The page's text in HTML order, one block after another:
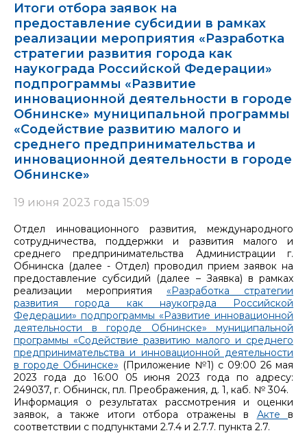
Итоги отбора заявок на
предоставление субсидии в рамках
реализации мероприятия «Разработка
стратегии развития города как
наукограда Российской Федерации»
подпрограммы «Развитие
инновационной деятельности в городе
Обнинске» муниципальной программы
«Содействие развитию малого и
среднего предпринимательства и
инновационной деятельности в городе
Обнинске»
19 июня 2023 года 15:09
Отдел инновационного развития, международного
сотрудничества, поддержки и развития малого и
среднего предпринимательства Администрации г.
Обнинска (далее - Отдел) проводил прием заявок на
предоставление субсидий (далее – Заявка) в рамках
реализации мероприятия «Разработка стратегии
развития города как наукограда Российской
Федерации» подпрограммы «Развитие инновационной
деятельности в городе Обнинске» муниципальной
программы «Содействие развитию малого и среднего
предпринимательства и инновационной деятельности
в городе Обнинске» (Приложение №1) с 09:00 26 мая
2023 года до 16:00 05 июня 2023 года по адресу:
249037, г. Обнинск, пл. Преображения, д. 1, каб. № 304.
Информация о результатах рассмотрения и оценки
заявок, а также итоги отбора отражены в Акте в
соответствии с подпунктами 2.7.4 и 2.7.7. пункта 2.7.